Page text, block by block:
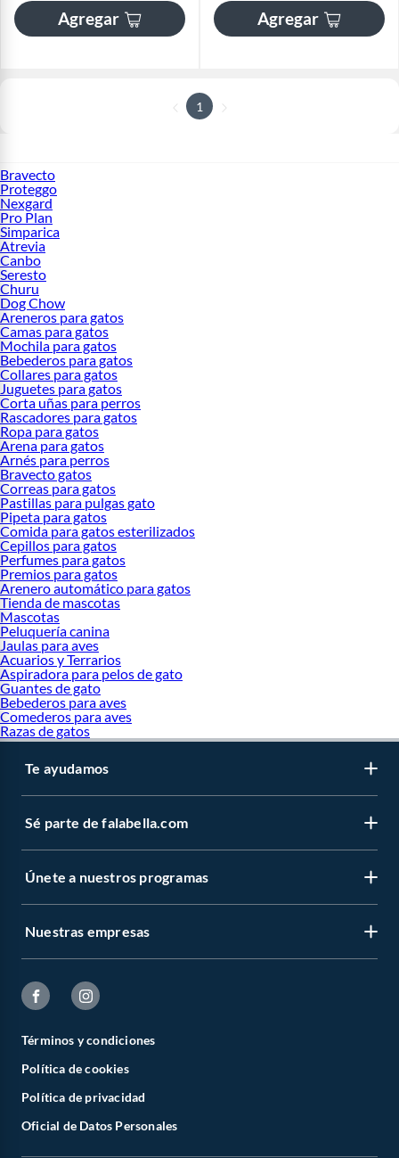
Agregar Agregar
1
Bravecto
Proteggo
Nexgard
Pro Plan
Simparica
Atrevia
Canbo
Seresto
Churu
Dog Chow
Areneros para gatos
Camas para gatos
Mochila para gatos
Bebederos para gatos
Collares para gatos
Juguetes para gatos
Corta uñas para perros
Rascadores para gatos
Ropa para gatos
Arena para gatos
Arnés para perros
Bravecto gatos
Correas para gatos
Pastillas para pulgas gato
Pipeta para gatos
Comida para gatos esterilizados
Cepillos para gatos
Perfumes para gatos
Premios para gatos
Arenero automático para gatos
Tienda de mascotas
Mascotas
Peluquería canina
Jaulas para aves
Acuarios y Terrarios
Aspiradora para pelos de gato
Guantes de gato
Bebederos para aves
Comederos para aves
Razas de gatos
Te ayudamos
Sé parte de falabella.com
Únete a nuestros programas
Nuestras empresas
Términos y condiciones
Política de cookies
Política de privacidad
Oficial de Datos Personales